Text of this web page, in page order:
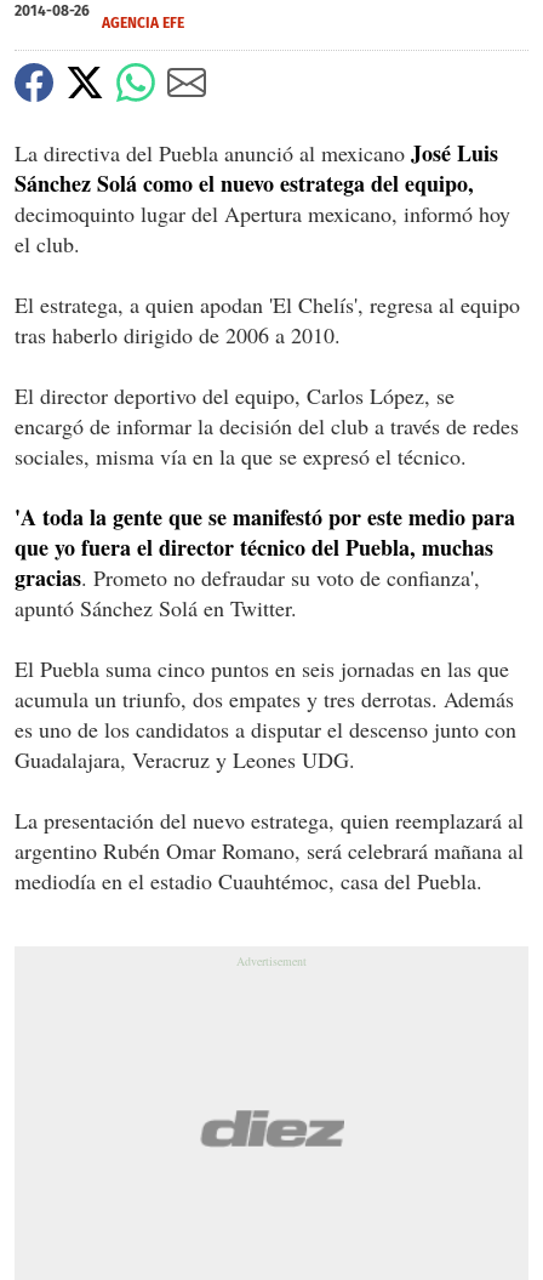
2014-08-26
AGENCIA EFE
La directiva del Puebla anunció al mexicano José Luis
Sánchez Solá como el nuevo estratega del equipo,
decimoquinto lugar del Apertura mexicano, informó hoy
el club.
El estratega, a quien apodan 'El Chelís', regresa al equipo
tras haberlo dirigido de 2006 a 2010.
El director deportivo del equipo, Carlos López, se
encargó de informar la decisión del club a través de redes
sociales, misma vía en la que se expresó el técnico.
'A toda la gente que se manifestó por este medio para
que yo fuera el director técnico del Puebla, muchas
gracias. Prometo no defraudar su voto de confianza',
apuntó Sánchez Solá en Twitter.
El Puebla suma cinco puntos en seis jornadas en las que
acumula un triunfo, dos empates y tres derrotas. Además
es uno de los candidatos a disputar el descenso junto con
Guadalajara, Veracruz y Leones UDG.
La presentación del nuevo estratega, quien reemplazará al
argentino Rubén Omar Romano, será celebrará mañana al
mediodía en el estadio Cuauhtémoc, casa del Puebla.